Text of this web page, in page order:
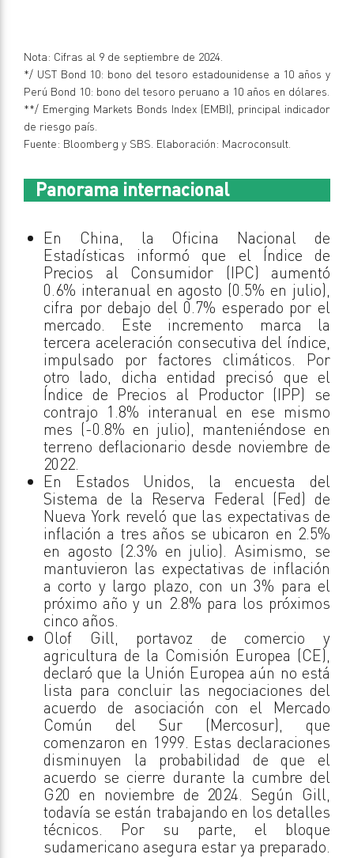
Nota: Cifras al 9 de septiembre de 2024.
*/ UST Bond 10: bono del tesoro estadounidense a 10 años y
Perú Bond 10: bono del tesoro peruano a 10 años en dólares.
**/ Emerging Markets Bonds Index (EMBI), principal indicador
de riesgo país.
Fuente: Bloomberg y SBS. Elaboración: Macroconsult.
Panorama internacional
En China, la Oficina Nacional de
Estadísticas informó que el Índice de
Precios al Consumidor (IPC) aumentó
0.6% interanual en agosto (0.5% en julio),
cifra por debajo del 0.7% esperado por el
mercado. Este incremento marca la
tercera aceleración consecutiva del índice,
impulsado por factores climáticos. Por
otro lado, dicha entidad precisó que el
Índice de Precios al Productor (IPP) se
contrajo 1.8% interanual en ese mismo
mes (-0.8% en julio), manteniéndose en
terreno deflacionario desde noviembre de
2022.
En Estados Unidos, la encuesta del
Sistema de la Reserva Federal (Fed) de
Nueva York reveló que las expectativas de
inflación a tres años se ubicaron en 2.5%
en agosto (2.3% en julio). Asimismo, se
mantuvieron las expectativas de inflación
a corto y largo plazo, con un 3% para el
próximo año y un 2.8% para los próximos
cinco años.
Olof Gill, portavoz de comercio y
agricultura de la Comisión Europea (CE),
declaró que la Unión Europea aún no está
lista para concluir las negociaciones del
acuerdo de asociación con el Mercado
Común del Sur (Mercosur), que
comenzaron en 1999. Estas declaraciones
disminuyen la probabilidad de que el
acuerdo se cierre durante la cumbre del
G20 en noviembre de 2024. Según Gill,
todavía se están trabajando en los detalles
técnicos. Por su parte, el bloque
sudamericano asegura estar ya preparado.